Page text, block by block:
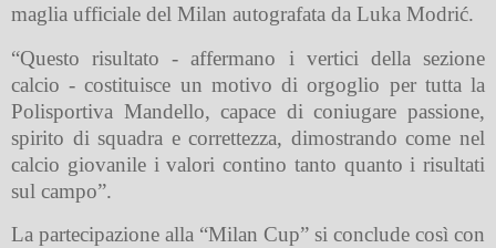
maglia ufficiale del Milan autografata da Luka Modrić.
“Questo risultato - affermano i vertici della sezione
calcio - costituisce un motivo di orgoglio per tutta la
Polisportiva Mandello, capace di coniugare passione,
spirito di squadra e correttezza, dimostrando come nel
calcio giovanile i valori contino tanto quanto i risultati
sul campo”.
La partecipazione alla “Milan Cup” si conclude così con